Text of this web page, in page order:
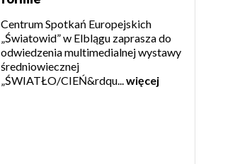
Centrum Spotkań Europejskich
„Światowid” w Elblągu zaprasza do
odwiedzenia multimedialnej wystawy
średniowiecznej
„ŚWIATŁO/CIEŃ&rdqu...więcej